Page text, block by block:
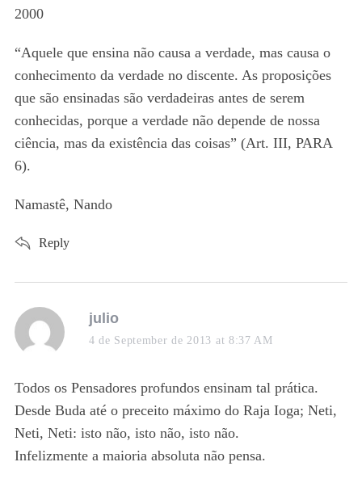
2000
“Aquele que ensina não causa a verdade, mas causa o
conhecimento da verdade no discente. As proposições
que são ensinadas são verdadeiras antes de serem
conhecidas, porque a verdade não depende de nossa
ciência, mas da existência das coisas” (Art. III, PARA
6).
Namastê, Nando
Reply
s
a
s
:
julio
4 de September de 2013 at 8:37 AM
Todos os Pensadores profundos ensinam tal prática.
Desde Buda até o preceito máximo do Raja Ioga; Neti,
Neti, Neti: isto não, isto não, isto não.
Infelizmente a maioria absoluta não pensa.
a
r
c
f